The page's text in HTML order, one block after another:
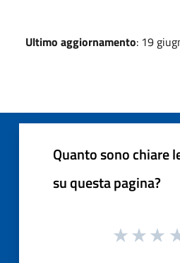
Ultimo aggiornamento: 19
Quanto sono chiare
su questa pagina?